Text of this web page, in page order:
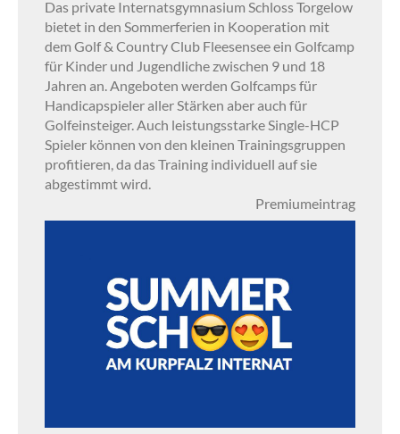
Das private Internatsgymnasium Schloss Torgelow
bietet in den Sommerferien in Kooperation mit
dem Golf & Country Club Fleesensee ein Golfcamp
für Kinder und Jugendliche zwischen 9 und 18
Jahren an. Angeboten werden Golfcamps für
Handicapspieler aller Stärken aber auch für
Golfeinsteiger. Auch leistungsstarke Single-HCP
Spieler können von den kleinen Trainingsgruppen
profitieren, da das Training individuell auf sie
abgestimmt wird.
Premiumeintrag